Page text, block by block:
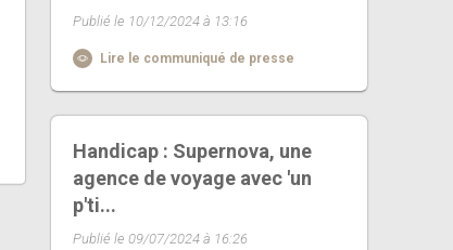
Publié le 10/12/2024 à 13:16
Lire le communiqué de presse
Handicap : Supernova, une
agence de voyage avec 'un
p'ti...
Publié le 09/07/2024 à 16:26